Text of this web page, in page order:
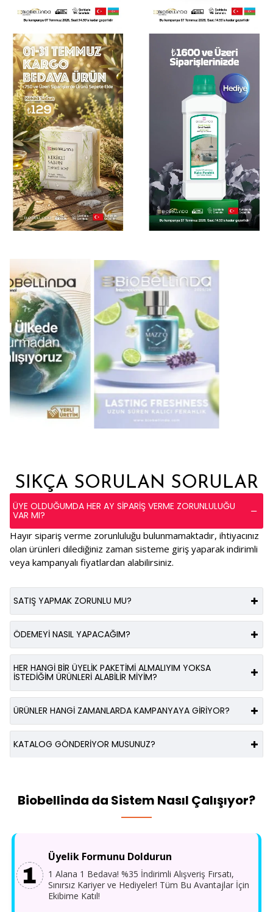
SIKÇA SORULAN SORULAR
ÜYE OLDUĞUMDA HER AY SIPARIŞ VERME ZORUNLULUĞU
VAR MI?
Hayır sipariş verme zorunluluğu bulunmamaktadır, ihtiyacınız
olan ürünleri dilediğiniz zaman sisteme giriş yaparak indirimli
veya kampanyalı fiyatlardan alabilirsiniz.
SATIŞ YAPMAK ZORUNLU MU?
ÖDEMEYI NASIL YAPACAĞIM?
HER HANGI BIR ÜYELIK PAKETIMI ALMALIYIM YOKSA
ISTEDIĞIM ÜRÜNLERI ALABILIR MIYIM?
ÜRÜNLER HANGI ZAMANLARDA KAMPANYAYA GIRIYOR?
KATALOG GÖNDERIYOR MUSUNUZ?
Biobellinda da Sistem Nasıl Çalışıyor?
Üyelik Formunu Doldurun
1 Alana 1 Bedava! %35 İndirimli Alışveriş Fırsatı,
Sınırsız Kariyer ve Hediyeler! Tüm Bu Avantajlar İçin
Ekibime Katıl!